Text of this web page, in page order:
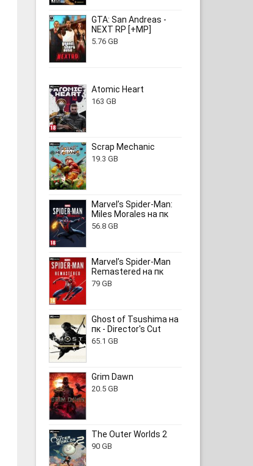
GTA: San Andreas -
NEXT RP [+MP]
5.76 GB
Atomic Heart
163 GB
Scrap Mechanic
19.3 GB
Marvel’s Spider-Man:
Miles Morales на пк
56.8 GB
Marvel’s Spider-Man
Remastered на пк
79 GB
Ghost of Tsushima на
пк - Director's Cut
65.1 GB
Grim Dawn
20.5 GB
The Outer Worlds 2
90 GB